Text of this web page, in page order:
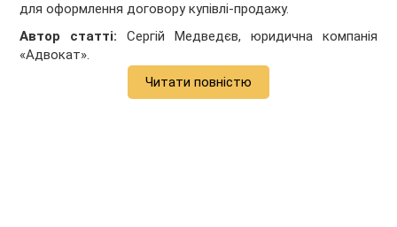
для оформлення договору купівлі-продажу.
Автор статті: Сергій Медведєв, юридична компанія
«Адвокат».
Читати повністю